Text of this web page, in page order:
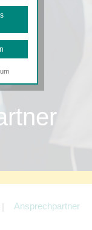
Ansprechpartner
um die
der
und